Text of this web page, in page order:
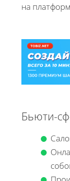
на
Бьюти-